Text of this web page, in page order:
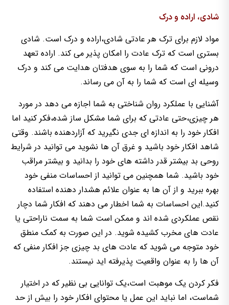
شادی، اراده و درک
مواد لازم برای ترک هر عادتی شادی،اراده و درک است. شادی
بستری است که ترک عادت را امکان پذیر می کند. اراده تعهد
درونی است که شما را به سوی هدفتان هدایت می کند و درک
وسیله ای است که شما را به آن می رساند.
آشنایی با عملکرد روان شناختی به شما اجازه می دهد در مورد
هر چیزی،حتی عادتی که برای شما مشکل ساز شده،فکر کنید اما
افکار خود را به اندازه ای جدی نگیرید که آزاردهنده باشند. وقتی
شاهد افکار خود باشید و غرق آن ها نشوید می توانید در شرایط
روحی بد بیشتر قدر داشته های خود را بدانید و بیشتر مراقب
خود باشید. شما همچنین می توانید از احساسات منفی خود
بهره ببرید و از آن ها به عنوان علائم هشدار دهنده استفاده
کنید.این احساسات به شما اخطار می دهند که افکار شما دچار
نقص عملکردی شده اند و ممکن است شما به سمت ناراحتی یا
عادت های مخرب کشیده شوید. در این صورت به کمک منطق
خود متوجه می شوید که عادت های بد چیزی جز افکار منفی که
آن ها را به عنوان واقعیت پذیرفته اید نیستند.
فکر کردن یک موهبت است،یک توانایی بی نظیر که در اختیار
شماست، اما نباید این عمل یا محتوای افکار خود را بیش از حد